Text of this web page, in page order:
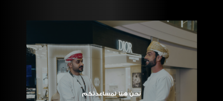
نحن هنا لمساعدتكم